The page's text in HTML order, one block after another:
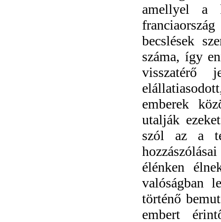
amellyel a
becslések
száma, így
visszatérő
emberek
utalják
szól az a
élénken
valóságban
történő
embert